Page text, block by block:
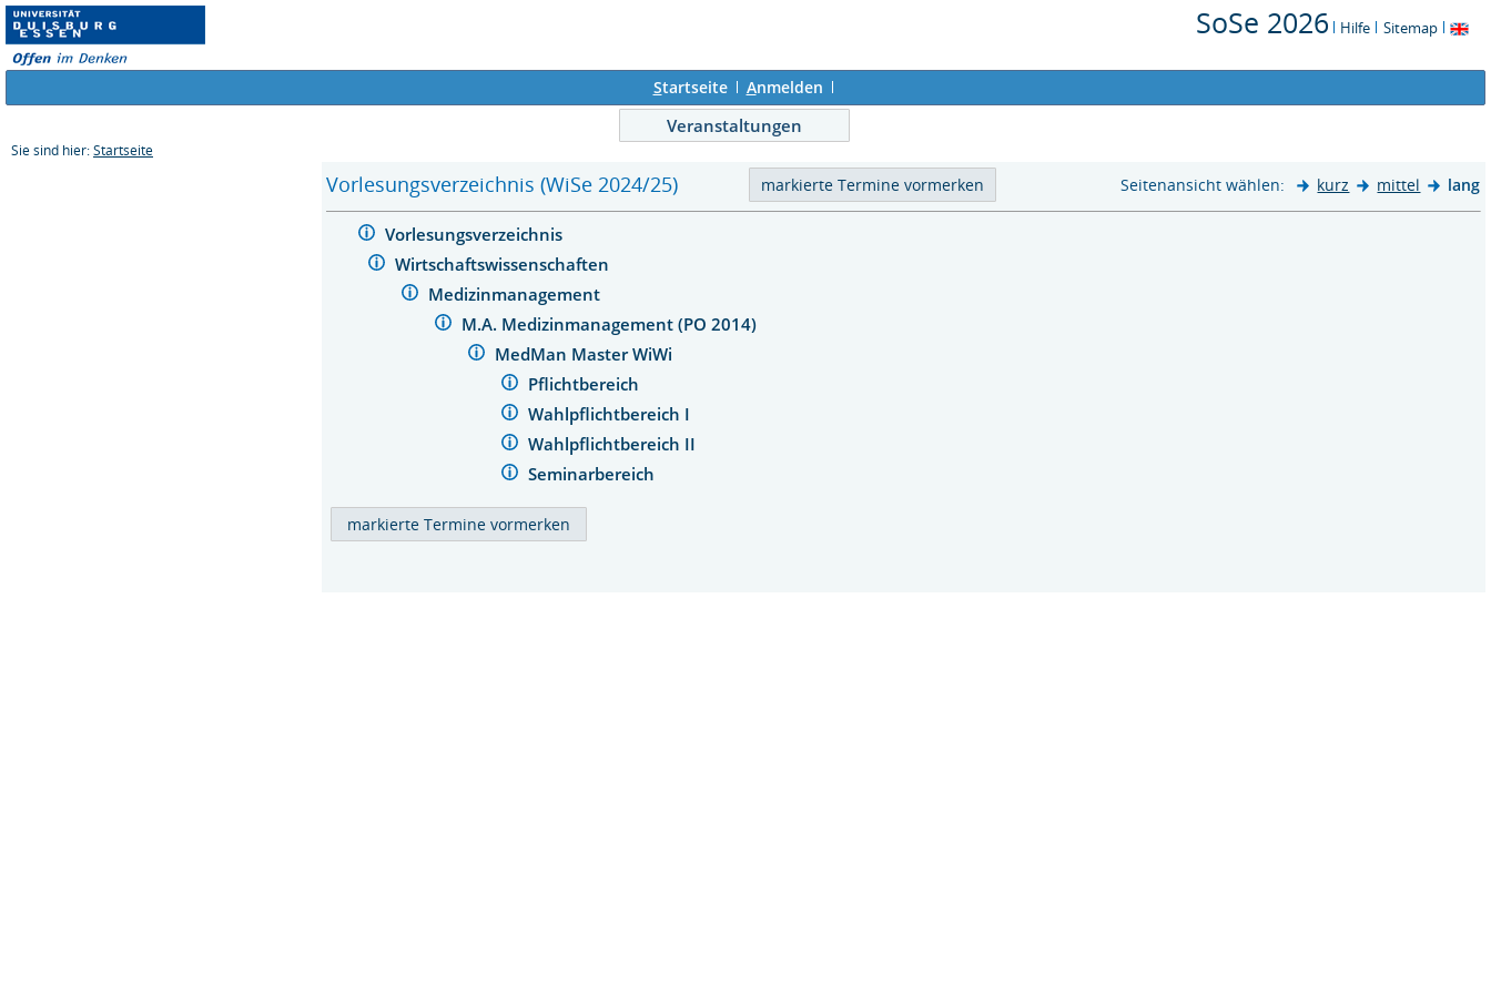
SoSe 2026 Hilfe Sitemap
Startseite Anmelden
Veranstaltungen
Sie sind hier: Startseite
Vorlesungsverzeichnis (WiSe 2024/25) Seitenansicht wählen: kurz mittel lang
Vorlesungsverzeichnis
Wirtschaftswissenschaften
Medizinmanagement
M.A. Medizinmanagement (PO 2014)
MedMan Master WiWi
Pflichtbereich
Wahlpflichtbereich I
Wahlpflichtbereich II
Seminarbereich